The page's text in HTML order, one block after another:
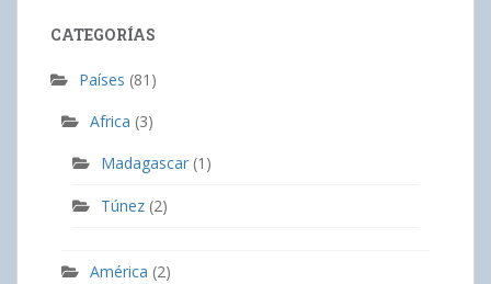
CATEGORÍAS
Países (81)
Africa (3)
Madagascar (1)
Túnez (2)
América (2)